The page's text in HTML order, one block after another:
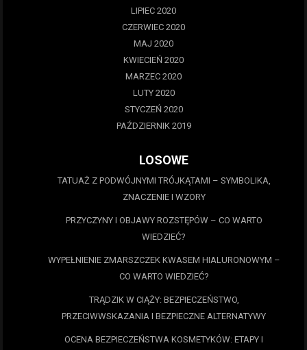
LIPIEC 2020
CZERWIEC 2020
MAJ 2020
KWIECIEŃ 2020
MARZEC 2020
LUTY 2020
STYCZEŃ 2020
PAŹDZIERNIK 2019
LOSOWE
TATUAŻ Z PODWÓJNYMI TRÓJKĄTAMI – SYMBOLIKA,
ZNACZENIE I WZORY
PRZYCZYNY I OBJAWY ROZSTĘPÓW – CO WARTO
WIEDZIEĆ?
WYPEŁNIENIE ZMARSZCZEK KWASEM HIALURONOWYM –
CO WARTO WIEDZIEĆ?
TRĄDZIK W CIĄŻY: BEZPIECZEŃSTWO,
PRZECIWWSKAZANIA I BEZPIECZNE ALTERNATYWY
OCENA BEZPIECZEŃSTWA KOSMETYKÓW: ETAPY I